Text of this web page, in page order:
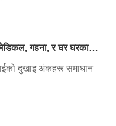
गहना, र घर घरका
दुखाइ अंकहरू समाधान